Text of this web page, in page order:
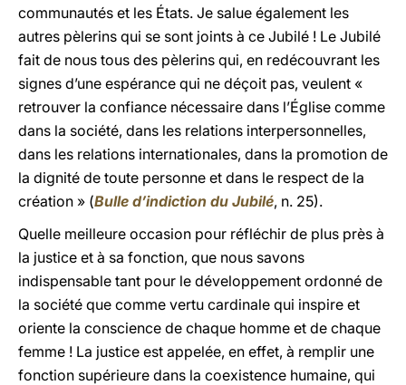
communautés et les États. Je salue également les
autres pèlerins qui se sont joints à ce Jubilé ! Le Jubilé
fait de nous tous des pèlerins qui, en redécouvrant les
signes d’une espérance qui ne déçoit pas, veulent «
retrouver la confiance nécessaire dans l’Église comme
dans la société, dans les relations interpersonnelles,
dans les relations internationales, dans la promotion de
la dignité de toute personne et dans le respect de la
création » (Bulle d’indiction du Jubilé, n. 25).
Quelle meilleure occasion pour réfléchir de plus près à
la justice et à sa fonction, que nous savons
indispensable tant pour le développement ordonné de
la société que comme vertu cardinale qui inspire et
oriente la conscience de chaque homme et de chaque
femme ! La justice est appelée, en effet, à remplir une
fonction supérieure dans la coexistence humaine, qui